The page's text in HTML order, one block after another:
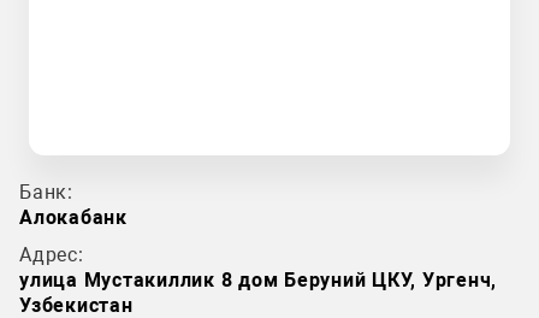
Банк:
Алокабанк
Адрес:
улица Мустакиллик 8 дом Беруний ЦКУ, Ургенч,
Узбекистан